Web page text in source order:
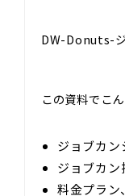
DW-Donuts-
この資料でこ
ジョブカン
ジョブカン
料金プラン